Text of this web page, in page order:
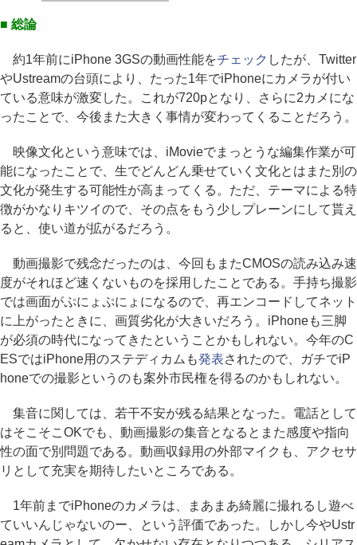
■ 総論
約1年前にiPhone 3GSの動画性能をチェック したが、Twitter
やUstreamの台頭により、たった1年でiPhoneにカメラが付い
ている意味が激変した。これが720pとなり、さらに2カメにな
ったことで、今後また大きく事情が変わってくることだろう。
映像文化という意味では、iMovieでまっとうな編集作業が可
能になったことで、生でどんどん乗せていく文化とはまた別の
文化が発生する可能性が高まってくる。ただ、テーマによる特
徴がかなりキツイので、その点をもう少しプレーンにして貰え
ると、使い道が拡がるだろう。
動画撮影で残念だったのは、今回もまたCMOSの読み込み速
度がそれほど速くないものを採用したことである。手持ち撮影
では画面がぷにょぷにょになるので、再エンコードしてネット
に上がったときに、画質劣化が大きいだろう。iPhoneも三脚
が必須の時代になってきたということかもしれない。今年のC
ESではiPhone用のステディカムも発表されたので、ガチでiP
honeでの撮影というのも案外市民権を得るのかもしれない。
集音に関しては、若干不安が残る結果となった。電話として
はそこそこOKでも、動画撮影の集音となるとまた感度や指向
性の面で別問題である。動画収録用の外部マイクも、アクセサ
リとして充実を期待したいところである。
1年前までiPhoneのカメラは、まあまあ綺麗に撮れるし遊べ
ていいんじゃないのー、という評価であった。しかし今やUstr